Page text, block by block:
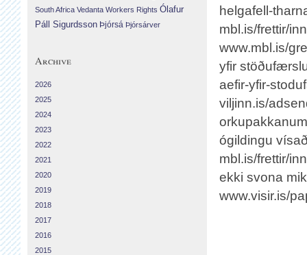
helgafell-
mbl.is/frettir/
www.mbl.is/
yfir
aefir-yfir-
viljinn.is/
ógildingu
mbl.is/frettir/
ekki svona
www.visir.is/
South Africa Vedanta Workers Rights Ólafur
Páll Sigurdsson Þjórsá Þjórsárver
Archive
2026
2025
2024
2023
2022
2021
2020
2019
2018
2017
2016
2015